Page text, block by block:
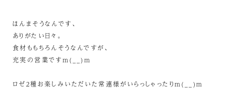
ほんまそうなんです、
ありがたい日々。
食材ももちろんそうなんですが、
充実の営業ですm(__)m
ロゼ２種お楽しみいただいた常連様がいらっしゃったりm(__)m